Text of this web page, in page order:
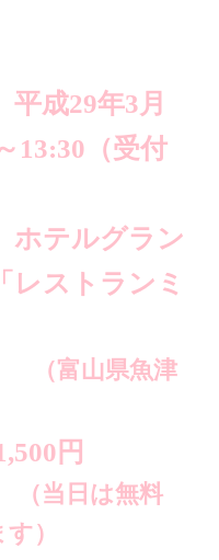
平成29年3月
13:30（受付
ホテルグラン
ストランミ
魚津
円
無料
）